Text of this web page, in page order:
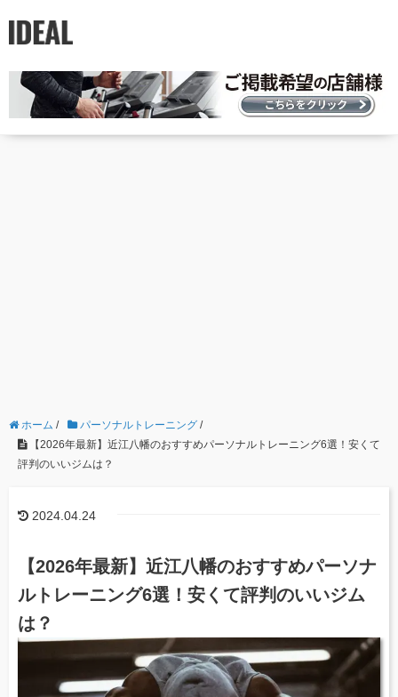
ホーム / パーソナルトレーニング /
【2026年最新】近江八幡のおすすめパーソナルトレーニング6選！安くて
評判のいいジムは？
2024.04.24
【2026年最新】近江八幡のおすすめパーソナ
ルトレーニング6選！安くて評判のいいジム
は？